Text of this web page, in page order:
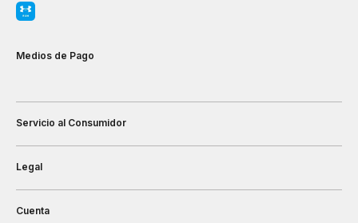
Medios de Pago
Servicio al Consumidor
Legal
Cuenta